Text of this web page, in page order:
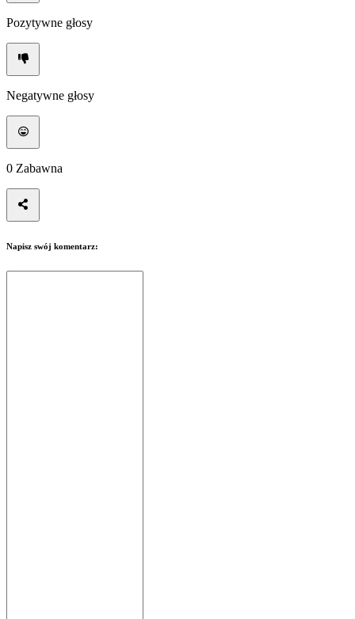
Pozytywne głosy
Negatywne głosy
0 Zabawna
Napisz swój komentarz: